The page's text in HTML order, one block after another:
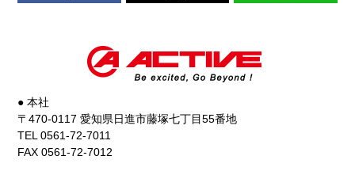
● 本社
〒470-0117 愛知県日進市藤塚七丁目55番地
TEL 0561-72-7011
FAX 0561-72-7012